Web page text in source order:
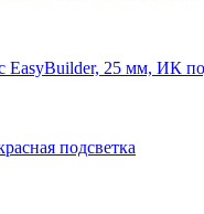
EasyBuilder, 25 мм, ИК
подсветка